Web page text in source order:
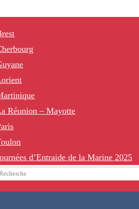
Réunion – Mayotte
d’Entraide de la Marine 2025